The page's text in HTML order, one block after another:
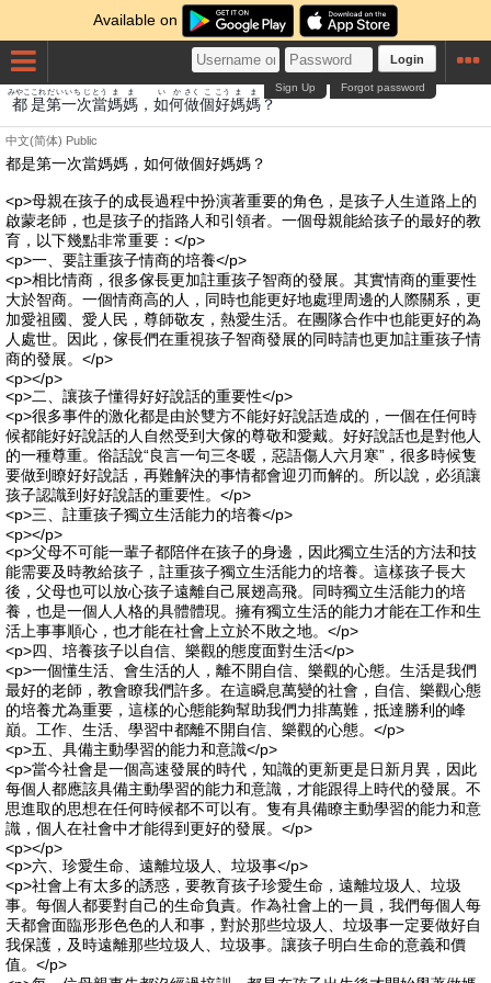
Available on
Login
Forgot password
Sign Up
都
みやこ
是
これ
第一次
だいいちじ
當
とう
媽媽
まま
， 如何
いか
做
さく
個
こ
好
こう
媽媽
まま
？
中文(简体) Public
都是第一次當媽媽，如何做個好媽媽？
<p>母親在孩子的成長過程中扮演著重要的角色，是孩子人生道路上的
啟蒙老師，也是孩子的指路人和引領者。一個母親能給孩子的最好的教
育，以下幾點非常重要：</p>
<p>一、要註重孩子情商的培養</p>
<p>相比情商，很多傢長更加註重孩子智商的發展。其實情商的重要性
大於智商。一個情商高的人，同時也能更好地處理周邊的人際關系，更
加愛祖國、愛人民，尊師敬友，熱愛生活。在團隊合作中也能更好的為
人處世。因此，傢長們在重視孩子智商發展的同時請也更加註重孩子情
商的發展。</p>
<p></p>
<p>二、讓孩子懂得好好說話的重要性</p>
<p>很多事件的激化都是由於雙方不能好好說話造成的，一個在任何時
候都能好好說話的人自然受到大傢的尊敬和愛戴。好好說話也是對他人
的一種尊重。俗話說“良言一句三冬暖，惡語傷人六月寒”，很多時候隻
要做到瞭好好說話，再難解決的事情都會迎刃而解的。所以說，必須讓
孩子認識到好好說話的重要性。</p>
<p>三、註重孩子獨立生活能力的培養</p>
<p></p>
<p>父母不可能一輩子都陪伴在孩子的身邊，因此獨立生活的方法和技
能需要及時教給孩子，註重孩子獨立生活能力的培養。這樣孩子長大
後，父母也可以放心孩子遠離自己展翅高飛。同時獨立生活能力的培
養，也是一個人人格的具體體現。擁有獨立生活的能力才能在工作和生
活上事事順心，也才能在社會上立於不敗之地。</p>
<p>四、培養孩子以自信、樂觀的態度面對生活</p>
<p>一個懂生活、會生活的人，離不開自信、樂觀的心態。生活是我們
最好的老師，教會瞭我們許多。在這瞬息萬變的社會，自信、樂觀心態
的培養尤為重要，這樣的心態能夠幫助我們力排萬難，抵達勝利的峰
巔。工作、生活、學習中都離不開自信、樂觀的心態。</p>
<p>五、具備主動學習的能力和意識</p>
<p>當今社會是一個高速發展的時代，知識的更新更是日新月異，因此
每個人都應該具備主動學習的能力和意識，才能跟得上時代的發展。不
思進取的思想在任何時候都不可以有。隻有具備瞭主動學習的能力和意
識，個人在社會中才能得到更好的發展。</p>
<p></p>
<p>六、珍愛生命、遠離垃圾人、垃圾事</p>
<p>社會上有太多的誘惑，要教育孩子珍愛生命，遠離垃圾人、垃圾
事。每個人都要對自己的生命負責。作為社會上的一員，我們每個人每
天都會面臨形形色色的人和事，對於那些垃圾人、垃圾事一定要做好自
我保護，及時遠離那些垃圾人、垃圾事。讓孩子明白生命的意義和價
值。</p>